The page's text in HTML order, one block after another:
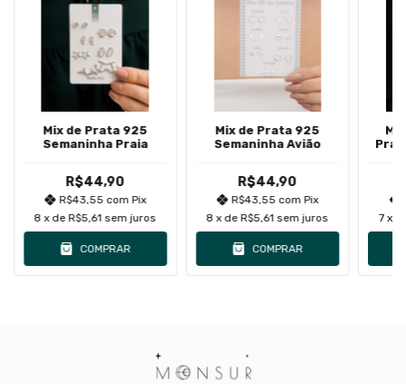
Mix de Prata 925
Semaninha Praia
R$44,90
R$43,55 com Pix
8 x deR$5,61 sem juros
COMPRAR
Mix de Prata 925
Semaninha Avião
R$44,90
R$43,55 com Pix
8 x deR$5,61 sem juros
COMPRAR
7 x